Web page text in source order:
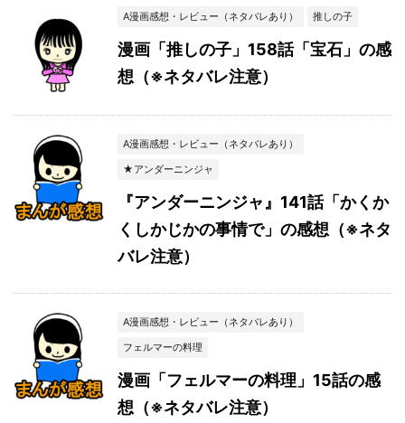
A漫画感想・レビュー（ネタバレあり） 推しの子
漫画「推しの子」158話「宝石」の感
想（※ネタバレ注意）
A漫画感想・レビュー（ネタバレあり）
★アンダーニンジャ
『アンダーニンジャ』141話「かくか
くしかじかの事情で」の感想（※ネタ
バレ注意）
A漫画感想・レビュー（ネタバレあり）
フェルマーの料理
漫画「フェルマーの料理」15話の感
想（※ネタバレ注意）